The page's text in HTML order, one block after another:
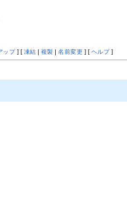
ップ] [ 凍結 | 複製 |名前変更 ] [ ヘルプ]